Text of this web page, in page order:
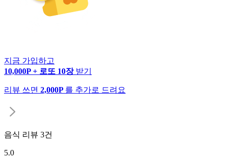
지금 가입하고
10,000P + 로또 10장 받기
리뷰 쓰면 2,000P 를 추가로 드려요
음식 리뷰 3건
5.0